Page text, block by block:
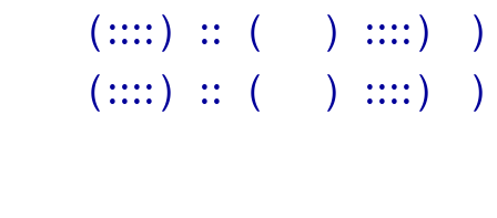
（::::）::（ ）::::
（::::）::（ ）::::）